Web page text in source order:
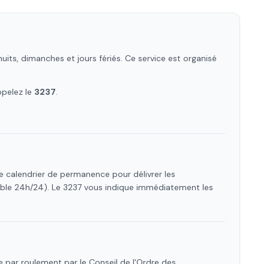
dimanches et jours fériés. Ce service est organisé
le 3237.
calendrier de permanence pour délivrer les
24h/24). Le 3237 vous indique immédiatement les